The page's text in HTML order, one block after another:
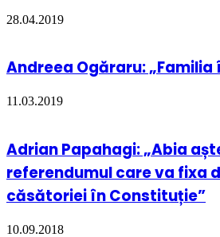
28.04.2019
Andreea Ogăraru:
11.03.2019
Adrian Papahagi: „Abia
referendumul care va fixa
căsătoriei în Constituție”
10.09.2018